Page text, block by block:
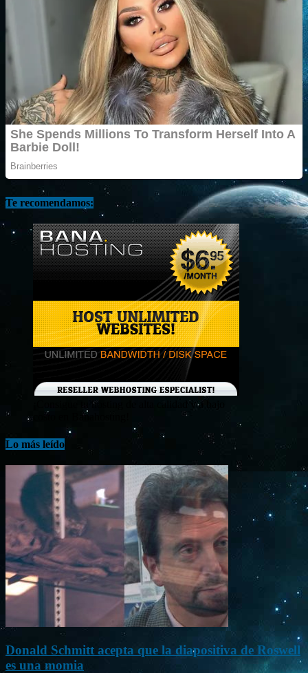
Te recomendamos:
¡Consigue tu hosting de alta calidad y a bajo
costo en Banahosting!
Lo más leído
Donald Schmitt acepta que la diapositiva de Roswell
es una momia